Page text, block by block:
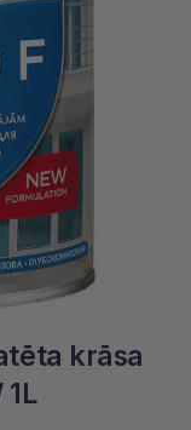
krāsa